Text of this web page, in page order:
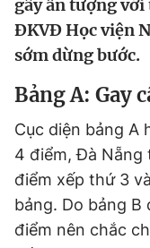
Tiện ích
Thông tin tòa
Đọc Thanh Niên
gây ấn tượng
ĐKVĐ Học viện
sớm dừng bước.
Bảng A: Gay
Cục diện bảng A
4 điểm, Đà Nẵng
điểm xếp thứ 3
bảng. Do bảng
điểm nên chắc